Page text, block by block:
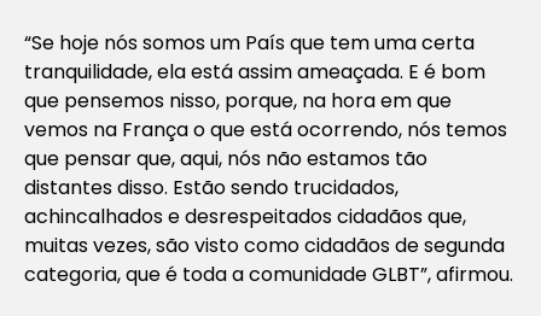
“Se hoje nós somos um País que tem uma certa
tranquilidade, ela está assim ameaçada. E é bom
que pensemos nisso, porque, na hora em que
vemos na França o que está ocorrendo, nós temos
que pensar que, aqui, nós não estamos tão
distantes disso. Estão sendo trucidados,
achincalhados e desrespeitados cidadãos que,
muitas vezes, são visto como cidadãos de segunda
categoria, que é toda a comunidade GLBT”, afirmou.